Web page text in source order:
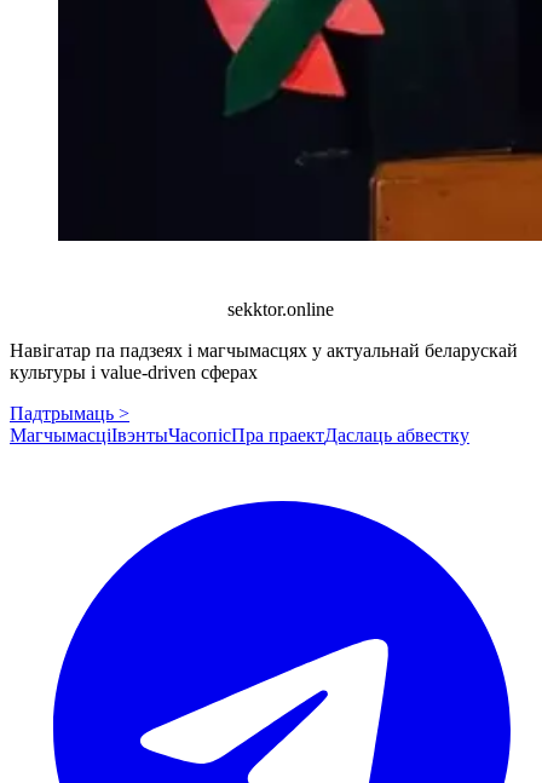
sekktor.online
Навігатар па падзеях і магчымасцях у актуальнай беларускай
культуры і value-driven сферах
Падтрымаць >
МагчымасціІвэнтыЧасопісПра праектДаслаць абвестку